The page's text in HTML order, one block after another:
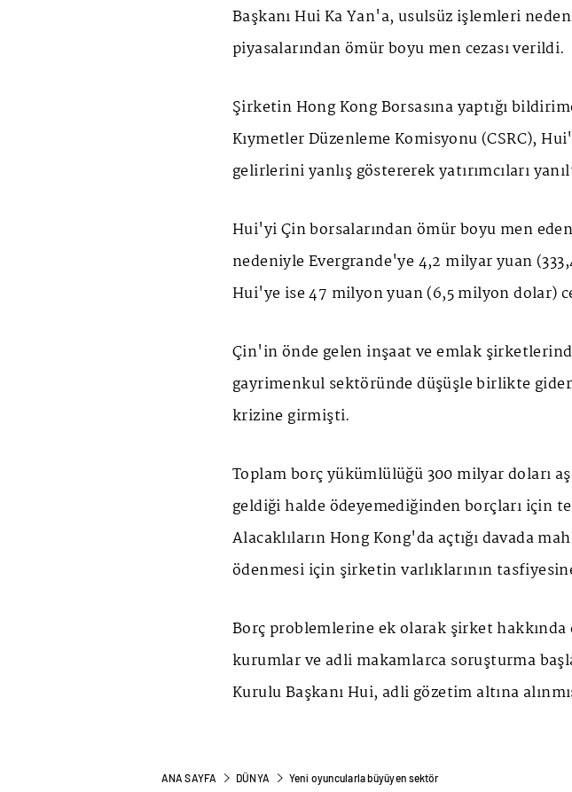
Başkanı Hui Ka Yan'a, usulsüz işlemleri
piyasalarından ömür boyu men cezası verildi.
Şirketin Hong Kong Borsasına yaptığı
Kıymetler Düzenleme Komisyonu (CSRC),
gelirlerini yanlış göstererek yatırımcıları
Hui'yi Çin borsalarından ömür boyu men
nedeniyle Evergrande'ye 4,2 milyar yuan
Hui'ye ise 47 milyon yuan (6,5 milyon dolar)
Çin'in önde gelen inşaat ve emlak
gayrimenkul sektöründe düşüşle birlikte
krizine girmişti.
Toplam borç yükümlülüğü 300 milyar doları
geldiği halde ödeyemediğinden borçları için
Alacaklıların Hong Kong'da açtığı davada
ödenmesi için şirketin varlıklarının
Borç problemlerine ek olarak şirket hakkında
kurumlar ve adli makamlarca soruşturma
Kurulu Başkanı Hui, adli gözetim altına
ANA SAYFA DÜNYA Yeni oyuncularla büyüyen sektör